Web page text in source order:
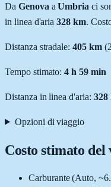
Da Genova aUmbria ci
in linea d'aria328 km.
Distanza stradale:405km (
Tempo stimato:4 h 59 min
Distanza in linea d'aria: 328
Opzioni di viaggio
Costo stimato del
Carburante (Auto, ~